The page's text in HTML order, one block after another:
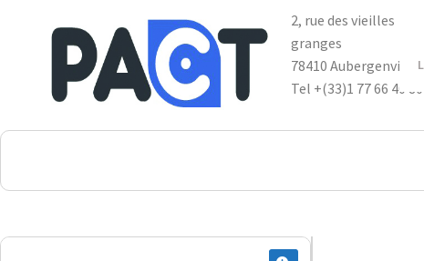
2, rue des vieilles
granges
78410 Aubergenville
Tel +(33)1 77 66 40 80